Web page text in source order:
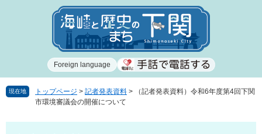
で
ば
Foreign language
現在地 トップページ > 記者発表資料 >
（記者発表資料）令和6年度第4回下関
市環境審議会の開催について